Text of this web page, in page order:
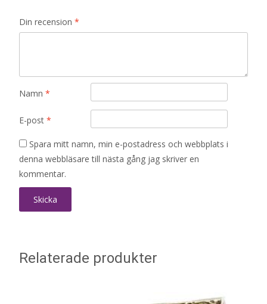
Din recension *
Namn *
E-post *
Spara mitt namn, min e-postadress och webbplats i
denna webbläsare till nästa gång jag skriver en
kommentar.
Relaterade produkter